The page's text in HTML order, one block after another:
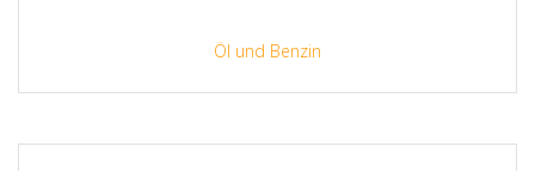
Öl und Benzin